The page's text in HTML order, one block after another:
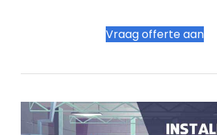
Vraag offerte aan